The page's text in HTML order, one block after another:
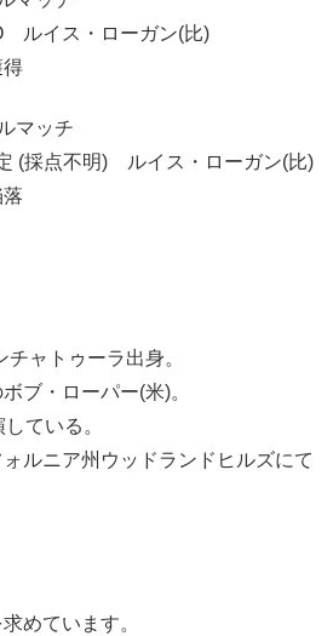
ルイス・ローガン(比)
マッチ
(採点不明) ルイス・ローガン(比)
チャトゥーラ出身。
ブ・ローパー(米)。
ている。
ォルニア州ウッドランドヒルズにて
めています。